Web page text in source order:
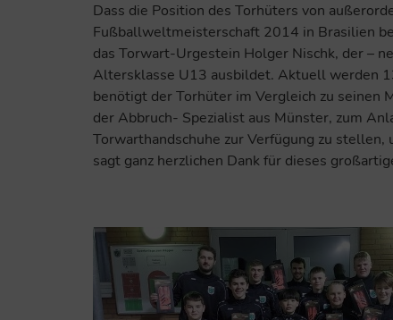
Dass die Position des Torhüters von
Fußballweltmeisterschaft 2014 in Brasilien
das Torwart-Urgestein Holger Nischk, der –
Altersklasse U13 ausbildet. Aktuell werden
benötigt der Torhüter im Vergleich zu seinen
der Abbruch- Spezialist aus Münster, zum
Torwarthandschuhe zur Verfügung zu
sagt ganz herzlichen Dank für dieses